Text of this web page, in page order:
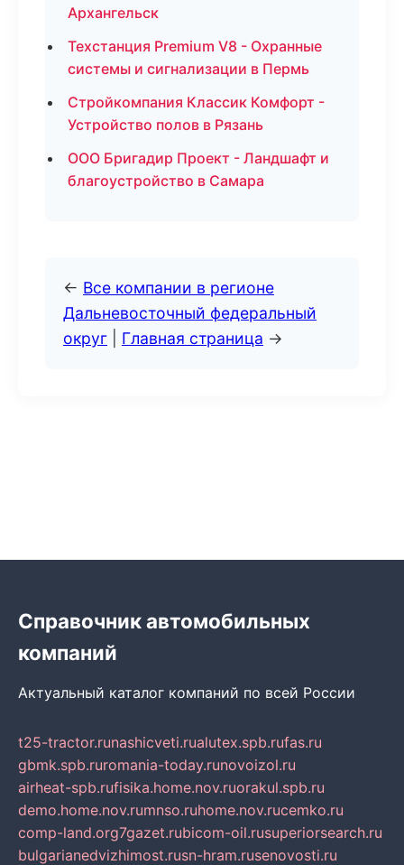
Архангельск
Техстанция Premium V8 - Охранные
системы и сигнализации в Пермь
Стройкомпания Классик Комфорт -
Устройство полов в Рязань
ООО Бригадир Проект - Ландшафт и
благоустройство в Самара
← Все компании в регионе
Дальневосточный федеральный
округ
Главная страница →
Справочник автомобильных
компаний
Актуальный каталог компаний по всей России
t25-tractor.runashicveti.rualutex.spb.rufas.ru
gbmk.spb.ruromania-today.runovoizol.ru
airheat-spb.rufisika.home.nov.ruorakul.spb.ru
demo.home.nov.rumnso.ruhome.nov.rucemko.ru
comp-land.org7gazet.rubicom-oil.rusuperiorsearch.ru
bulgarianedvizhimost.rusn-hram.rusenovosti.ru